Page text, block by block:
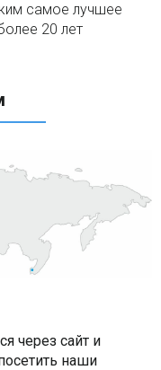
самое лучшее
20 лет
через сайт и
наши